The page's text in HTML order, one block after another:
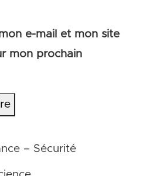
e-mail et mon site
mon prochain
– Sécurité